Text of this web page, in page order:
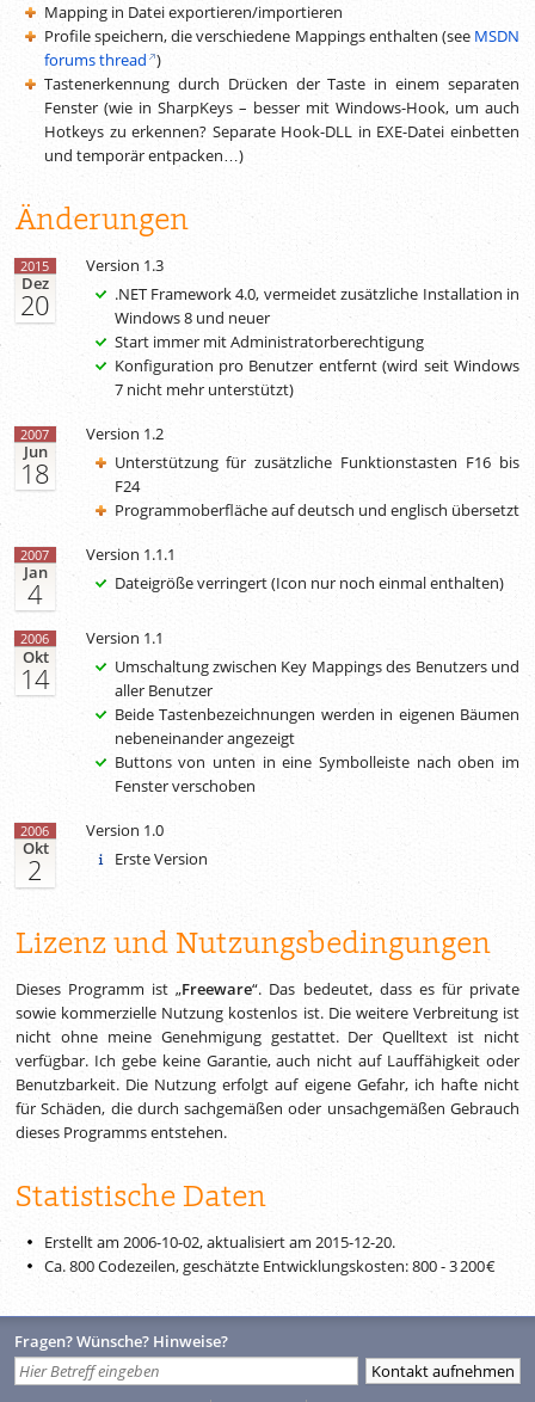
Mapping in Datei exportieren/importieren
Profile speichern, die verschiedene Mappings enthalten (see MSDN
forums thread )
Tastenerkennung durch Drücken der Taste in einem separaten
Fenster (wie in SharpKeys – besser mit Windows-Hook, um auch
Hotkeys zu erkennen? Separate Hook-DLL in EXE-Datei einbetten
und temporär entpacken…)
Änderungen
2015
Dez
20
Version 1.3
.NET Framework 4.0, vermeidet zusätzliche Installation in
Windows 8 und neuer
Start immer mit Administratorberechtigung
Konfiguration pro Benutzer entfernt (wird seit Windows
7 nicht mehr unterstützt)
2007
Jun
18
Version 1.2
Unterstützung für zusätzliche Funktionstasten F16 bis
F24
Programmoberfläche auf deutsch und englisch übersetzt
2007
Jan
4
Version 1.1.1
Dateigröße verringert (Icon nur noch einmal enthalten)
2006
Okt
14
Version 1.1
Umschaltung zwischen Key Mappings des Benutzers und
aller Benutzer
Beide Tastenbezeichnungen werden in eigenen Bäumen
nebeneinander angezeigt
Buttons von unten in eine Symbolleiste nach oben im
Fenster verschoben
2006
Okt
2
Version 1.0
Erste Version
Lizenz und Nutzungsbedingungen
Dieses Programm ist „Freeware“. Das bedeutet, dass es für private
sowie kommerzielle Nutzung kostenlos ist. Die weitere Verbreitung ist
nicht ohne meine Genehmigung gestattet. Der Quelltext ist nicht
verfügbar. Ich gebe keine Garantie, auch nicht auf Lauffähigkeit oder
Benutzbarkeit. Die Nutzung erfolgt auf eigene Gefahr, ich hafte nicht
für Schäden, die durch sachgemäßen oder unsachgemäßen Gebrauch
dieses Programms entstehen.
Statistische Daten
Erstellt am 2006-10-02, aktualisiert am 2015-12-20.
Ca.800Codezeilen, geschätzte Ent­wick­lungs­kos­ten:800-3 200 €
Fragen? Wünsche? Hinweise?